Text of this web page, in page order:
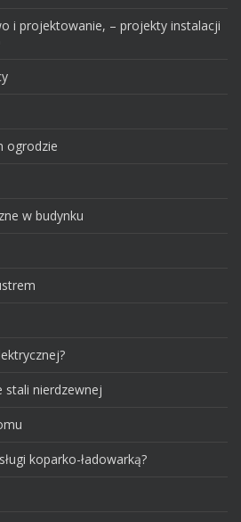
i projektowanie, – projekty instalacji
ogrodzie
w budynku
stali nierdzewnej
koparko-ładowarką?